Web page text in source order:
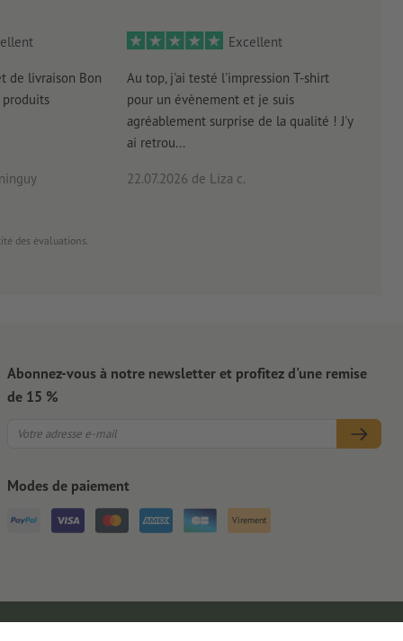
de livraison Bon
Excellent
Au top, j'ai testé l'impression T-shirt
pour un évènement et je suis
agréablement surprise de la qualité ! J'y
ai retrou...
22.07.2026 de Liza c.
des évaluations.
Abonnez-vous à notre newsletter et profitez d'une remise
de 15 %
Modes de paiement
Virement
Mentions légales CGV Protection des données